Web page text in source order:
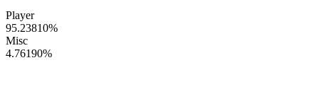
Player
95.23810%
Misc
4.76190%